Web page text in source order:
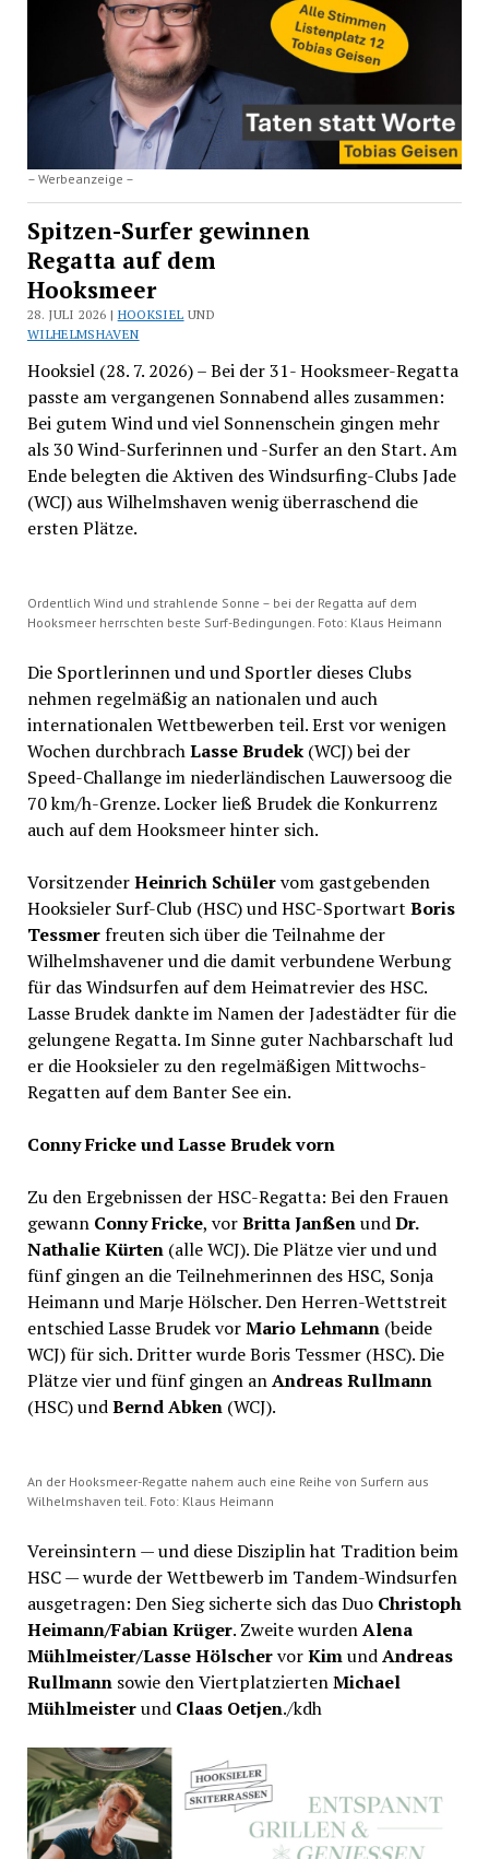
– Werbeanzeige –
Spitzen-Surfer gewinnen
Regatta auf dem
Hooksmeer
28. JULI 2026 | HOOKSIEL UND
WILHELMSHAVEN
Hooksiel (28. 7. 2026) – Bei der 31- Hooksmeer-Regatta
passte am vergangenen Sonnabend alles zusammen:
Bei gutem Wind und viel Sonnenschein gingen mehr
als 30 Wind-Surferinnen und -Surfer an den Start. Am
Ende belegten die Aktiven des Windsurfing-Clubs Jade
(WCJ) aus Wilhelmshaven wenig überraschend die
ersten Plätze.
Ordentlich Wind und strahlende Sonne – bei der Regatta auf dem
Hooksmeer herrschten beste Surf-Bedingungen. Foto: Klaus Heimann
Die Sportlerinnen und und Sportler dieses Clubs
nehmen regelmäßig an nationalen und auch
internationalen Wettbewerben teil. Erst vor wenigen
Wochen durchbrachLasse Brudek(WCJ) bei der
Speed-Challange im niederländischen Lauwersoog die
70 km/h-Grenze. Locker ließ Brudek die Konkurrenz
auch auf dem Hooksmeer hinter sich.
VorsitzenderHeinrich Schülervom gastgebenden
Hooksieler Surf-Club (HSC) und HSC-Sportwart Boris
Tessmerfreuten sich über die Teilnahme der
Wilhelmshavener und die damit verbundene Werbung
für das Windsurfen auf dem Heimatrevier des HSC.
Lasse Brudek dankte im Namen der Jadestädter für die
gelungene Regatta. Im Sinne guter Nachbarschaft lud
er die Hooksieler zu den regelmäßigen Mittwochs-
Regatten auf dem Banter See ein.
Conny Fricke und Lasse Brudek vorn
Zu den Ergebnissen der HSC-Regatta: Bei den Frauen
gewann Conny Fricke, vorBritta JanßenundDr.
Nathalie Kürten(alle WCJ). Die Plätze vier und und
fünf gingen an die Teilnehmerinnen des HSC, Sonja
Heimann und Marje Hölscher. Den Herren-Wettstreit
entschied Lasse Brudek vorMario Lehmann(beide
WCJ) für sich. Dritter wurde Boris Tessmer (HSC). Die
Plätze vier und fünf gingen anAndreas Rullmann
(HSC) undBernd Abken(WCJ).
An der Hooksmeer-Regatte nahem auch eine Reihe von Surfern aus
Wilhelmshaven teil. Foto: Klaus Heimann
Vereinsintern — und diese Disziplin hat Tradition beim
HSC — wurde der Wettbewerb im Tandem-Windsurfen
ausgetragen: Den Sieg sicherte sich das Duo Christoph
Heimann/Fabian Krüger. Zweite wurdenAlena
Mühlmeister/Lasse HölschervorKimundAndreas
Rullmannsowie den ViertplatziertenMichael
MühlmeisterundClaas Oetjen./kdh